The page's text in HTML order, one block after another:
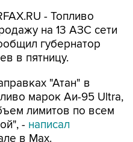
- Топливо
на 13 АЗС сети
губернатор
в пятницу.
"Атан" в
марок Аи-95 Ultra,
лимитов по всем
- написал
в Max.